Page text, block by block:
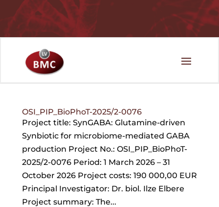
OSI_PIP_BioPhoT-2025/2-0076
Project title: SynGABA: Glutamine-driven
Synbiotic for microbiome-mediated GABA
production Project No.: OSI_PIP_BioPhoT-
2025/2-0076 Period: 1 March 2026 – 31
October 2026 Project costs: 190 000,00 EUR
Principal Investigator: Dr. biol. Ilze Elbere
Project summary: The...